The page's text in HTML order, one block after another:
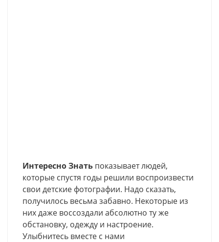
Интересно Знать показывает людей,
которые спустя годы решили воспроизвести
свои детские фотографии. Надо сказать,
получилось весьма забавно. Некоторые из
них даже воссоздали абсолютно ту же
обстановку, одежду и настроение.
Улыбнитесь вместе с нами